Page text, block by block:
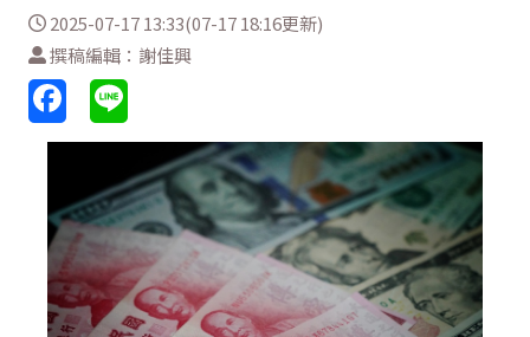
2025-07-17 13:33(07-17 18:16更新)
撰稿編輯：謝佳興